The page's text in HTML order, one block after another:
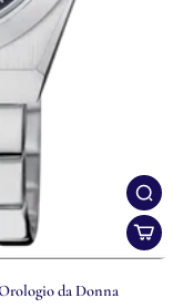
da Donna